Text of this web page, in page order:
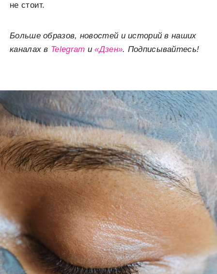
не стоит.
Больше образов, новостей и историй в наших
каналах в Telegram и«Дзен». Подписывайтесь!